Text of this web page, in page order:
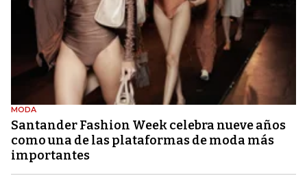
MODA
Santander Fashion Week celebra nueve años
como una de las plataformas de moda más
importantes